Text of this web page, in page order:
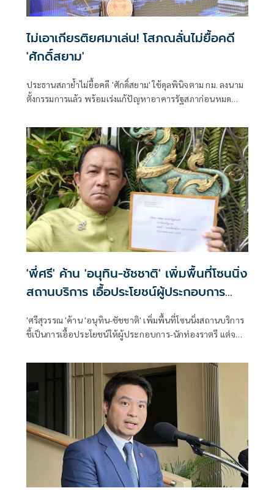
ไม่เอาเกียรติยศมาเล่น! โสภณลั่นไม่ยื้อคดี
'ศักดิ์สยาม'
ประธานสภาย้ำไม่ยื้อคดี 'ศักดิ์สยาม' ใช้ดุลพินิจตาม กม. ลงนาม
ตั้งกรรมการแล้ว พร้อมเร่งแก้ปัญหาอาคารรัฐสภาก่อนหมด
ตอบไหม
'พี่ศรี' ค้าน 'อนุทิน-ชัชชาติ' เพิ่มพื้นที่โซนนิ่ง
สถานบริการ เอื้อประโยชน์ผู้ประกอบการ
'ศรีสุวรรณ 'ค้าน 'อนุทิน-ชัชชาติ' เพิ่มพื้นที่โซนนิ่งสถานบริการ
ชี้เป็นการเอื้อประโยชน์ให้ผู้ประกอบการ-นักท่องราตรี แต่จะ
มากขึ้น แนะต้องเน้นเรื่องความปลอดภัยทุกสถานประกอบการ
เป็นหลัก รวมทั้งเพิ่มโทษเอาผิดเจ้าหน้าที่ที่หลับตาข้างเดียว ชี้
เป็นการใช้อำนาจโดยมิชอบขัดรธน. ลั่นหากฝืนพร้อมสู้ถึงศาล